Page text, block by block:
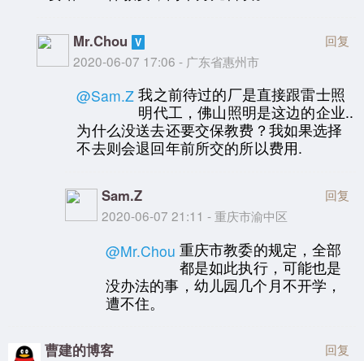
Mr.Chou
2020-06-07 17:06 - 广东省惠州市
回复
@Sam.Z 我之前待过的厂是直接跟雷士照
明代工，佛山照明是这边的企业..
为什么没送去还要交保教费？我如果选择
不去则会退回年前所交的所以费用.
Sam.Z
2020-06-07 21:11 - 重庆市渝中区
回复
@Mr.Chou 重庆市教委的规定，全部
都是如此执行，可能也是
没办法的事，幼儿园几个月不开学，
遭不住。
曹建的博客 回复